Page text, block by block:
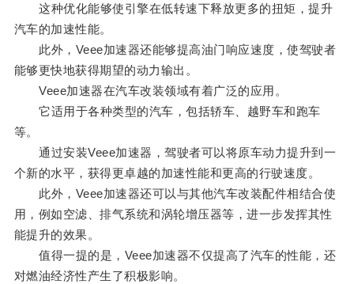
这种优化能够使引擎在低转速下释放更多的扭矩，提升
汽车的加速性能。
此外，Veee加速器还能够提高油门响应速度，使驾驶者
能够更快地获得期望的动力输出。
Veee加速器在汽车改装领域有着广泛的应用。
它适用于各种类型的汽车，包括轿车、越野车和跑车
等。
通过安装Veee加速器，驾驶者可以将原车动力提升到一
个新的水平，获得更卓越的加速性能和更高的行驶速度。
此外，Veee加速器还可以与其他汽车改装配件相结合使
用，例如空滤、排气系统和涡轮增压器等，进一步发挥其性
能提升的效果。
值得一提的是，Veee加速器不仅提高了汽车的性能，还
对燃油经济性产生了积极影响。